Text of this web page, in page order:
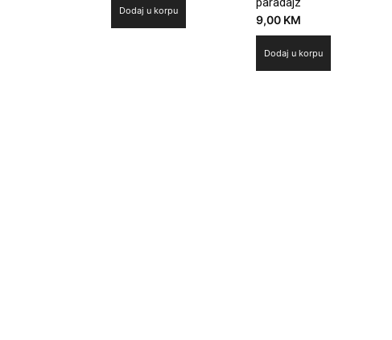
Dodaj u korpu
9,00 KM
Dodaj u korpu